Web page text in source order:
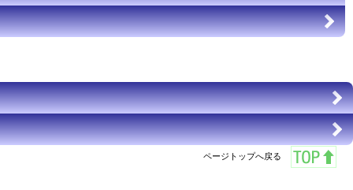
ページトップへ戻る